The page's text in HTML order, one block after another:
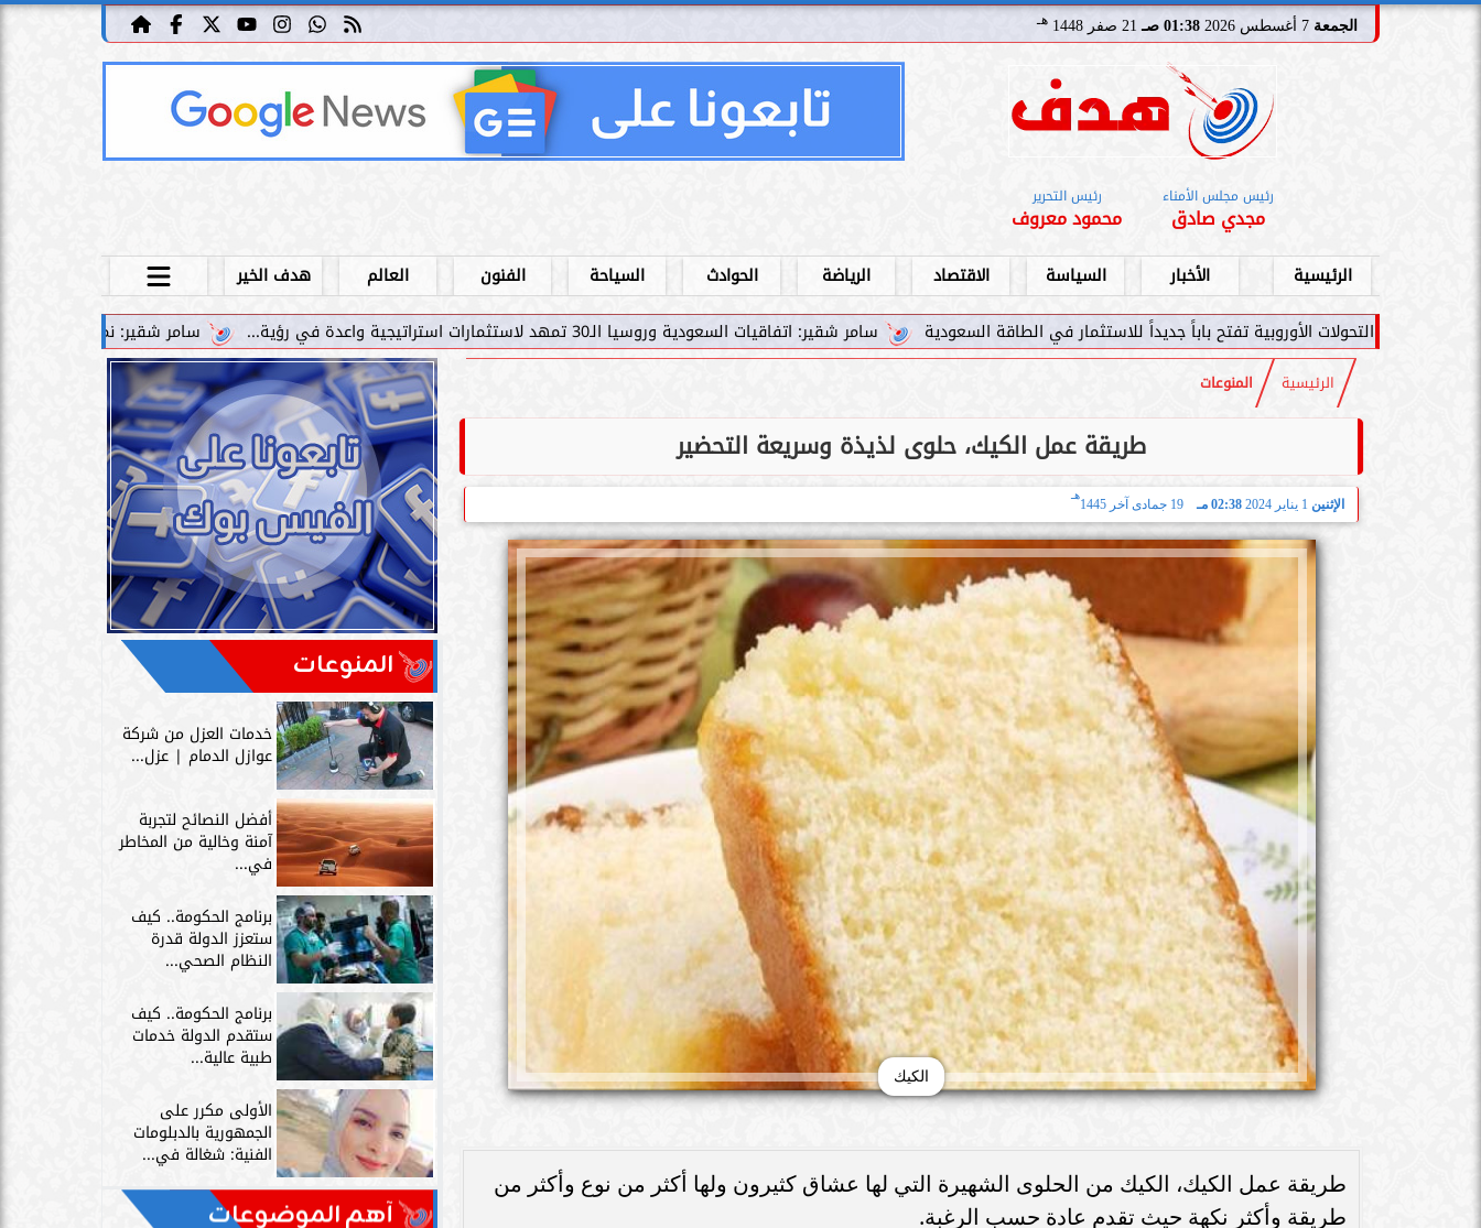
الجمعة 01:38 صـ 21 صفر 1448 هـ
رئيس مجلس الأمناء
مجدي صادق
رئيس التحرير
محمود معروف
الرئيسية الأخبار السياسة الاقتصاد الرياضة الحوادث السياحة الفنون العالم
هدف الخير
سامر شقير: نمو صناديق الاستثمار الخاصة دليل حي على
سامر شقير: اتفاقيات السعودية وروسيا الـ30 تمهد لاستثمارات استراتيجية واعدة في رؤية... تفتح باباً جديداً للاستثمار في الطاقة السعودية
الرئيسية المنوعات
طريقة عمل الكيك، حلوى لذيذة وسريعة التحضير
الإثنين 02:38 مـ 19 جمادى آخر 1445
هـ
الكيك
طريقة عمل الكيك، الكيك من الحلوى الشهيرة التي لها عشاق كثيرون ولها أكثر من نوع وأكثر من
طريقة وأكثر نكهة حيث تقدم عادة حسب الرغبة.
المنوعات
خدمات العزل من شركة
عوازل الدمام | عزل...
أفضل النصائح لتجربة
آمنة وخالية من المخاطر
في...
برنامج الحكومة.. كيف
ستعزز الدولة قدرة
النظام الصحي...
برنامج الحكومة.. كيف
ستقدم الدولة خدمات
طبية عالية...
الأولى مكرر على
الجمهورية بالدبلومات
الفنية: شغالة في...
آهم الموضوعات